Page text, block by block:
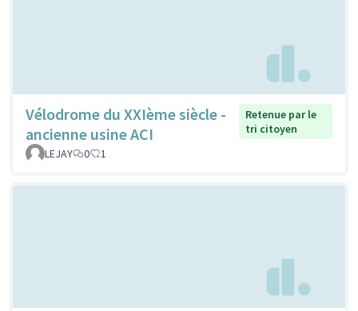
Vélodrome du XXIème siècle -
ancienne usine ACI
Retenue par le
tri citoyen
LEJAY
0 1